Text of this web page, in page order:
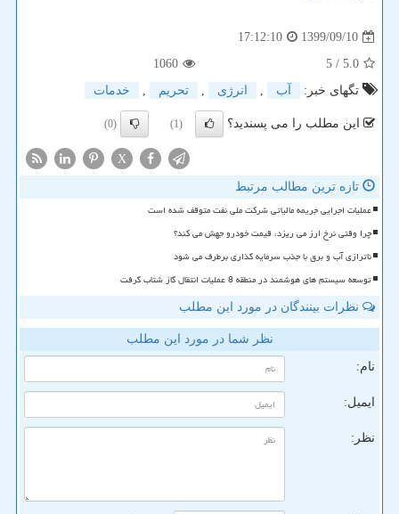
1399/09/10
17:12:10
5.0
/ 5
1060
تگهای خبر:
آب , انرژی , تحریم , خدمات
این مطلب را می پسندید؟ (1)
(0)
X
تازه ترین مطالب مرتبط
عملیات اجرایی جریمه مالیاتی شرکت ملی نفت متوقف شده است
چرا وقتی نرخ ارز می ریزد، قیمت خودرو جهش می کند؟
ناترازی آب و برق با جذب سرمایه گذاری برطرف می شود
توسعه سیستم های هوشمند در منطقه 8 عملیات انتقال گاز شتاب گرفت
نظرات بینندگان در مورد این مطلب
نظر شما در مورد این مطلب
نام:
ایمیل:
نظر: